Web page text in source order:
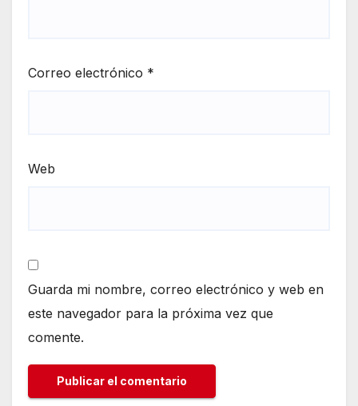
Correo electrónico *
Web
Guarda mi nombre, correo electrónico y web en
este navegador para la próxima vez que
comente.